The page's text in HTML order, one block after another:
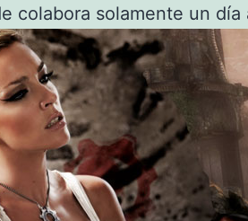
colabora solamente un día